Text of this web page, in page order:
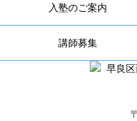
入塾のご案内
講師募集